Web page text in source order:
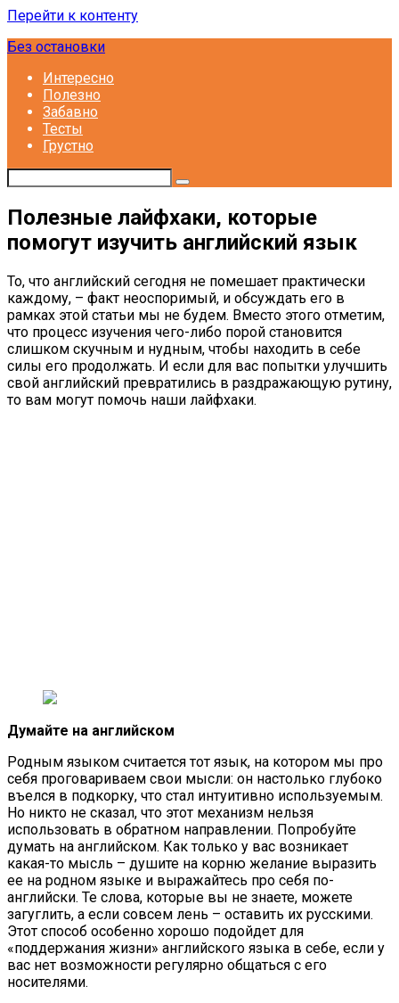
Перейти к контенту
Без остановки
Интересно
Полезно
Забавно
Тесты
Грустно
Полезные лайфхаки, которые
помогут изучить английский язык
То, что английский сегодня не помешает практически
каждому, – факт неоспоримый, и обсуждать его в
рамках этой статьи мы не будем. Вместо этого отметим,
что процесс изучения чего-либо порой становится
слишком скучным и нудным, чтобы находить в себе
силы его продолжать. И если для вас попытки улучшить
свой английский превратились в раздражающую рутину,
то вам могут помочь наши лайфхаки.
Думайте на английском
Родным языком считается тот язык, на котором мы про
себя проговариваем свои мысли: он настолько глубоко
въелся в подкорку, что стал интуитивно используемым.
Но никто не сказал, что этот механизм нельзя
использовать в обратном направлении. Попробуйте
думать на английском. Как только у вас возникает
какая-то мысль – душите на корню желание выразить
ее на родном языке и выражайтесь про себя по-
английски. Те слова, которые вы не знаете, можете
загуглить, а если совсем лень – оставить их русскими.
Этот способ особенно хорошо подойдет для
«поддержания жизни» английского языка в себе, если у
вас нет возможности регулярно общаться с его
носителями.